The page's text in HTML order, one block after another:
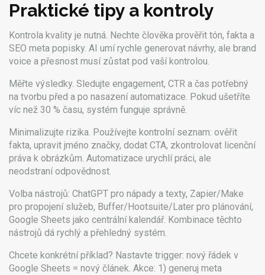
Praktické tipy a kontroly
Kontrola kvality je nutná. Nechte člověka prověřit tón, fakta a
SEO meta popisky. AI umí rychle generovat návrhy, ale brand
voice a přesnost musí zůstat pod vaší kontrolou.
Měřte výsledky. Sledujte engagement, CTR a čas potřebný
na tvorbu před a po nasazení automatizace. Pokud ušetříte
víc než 30 % času, systém funguje správně.
Minimalizujte rizika. Používejte kontrolní seznam: ověřit
fakta, upravit jméno značky, dodat CTA, zkontrolovat licenční
práva k obrázkům. Automatizace urychlí práci, ale
neodstraní odpovědnost.
Volba nástrojů: ChatGPT pro nápady a texty, Zapier/Make
pro propojení služeb, Buffer/Hootsuite/Later pro plánování,
Google Sheets jako centrální kalendář. Kombinace těchto
nástrojů dá rychlý a přehledný systém.
Chcete konkrétní příklad? Nastavte trigger: nový řádek v
Google Sheets = nový článek. Akce: 1) generuj meta